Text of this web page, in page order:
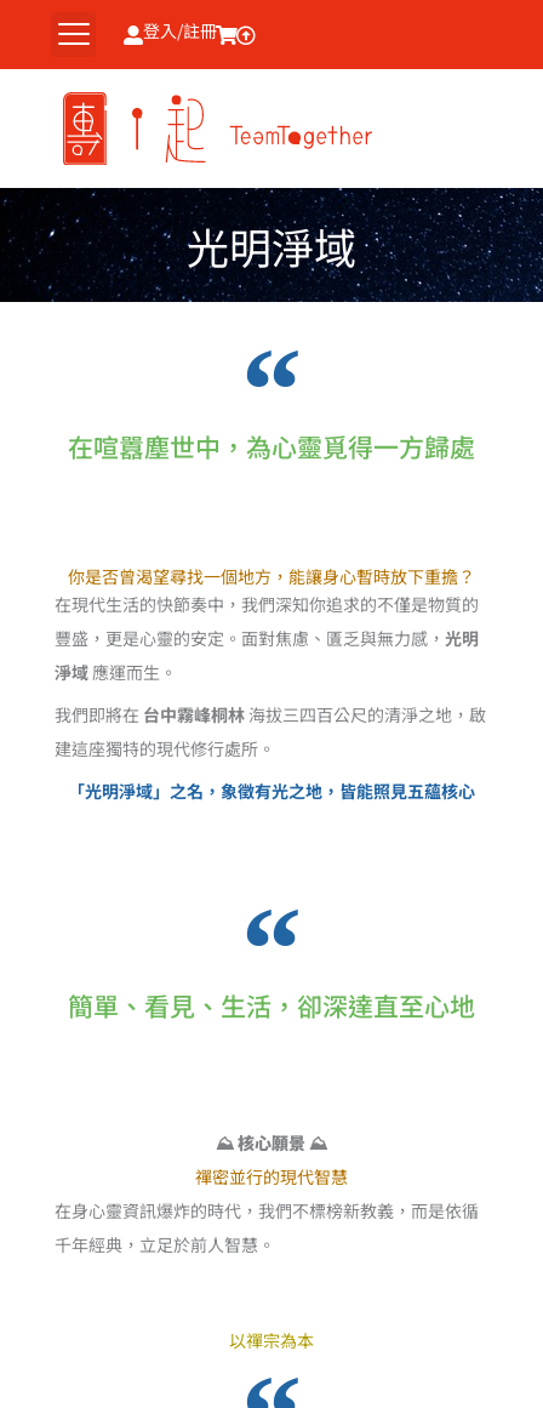
主
登入/註冊
光明淨域
在喧囂塵世中，為心靈覓得一方歸處
你是否曾渴望尋找一個地方，能讓身心暫時放下重擔？
在現代生活的快節奏中，我們深知你追求的不僅是物質的
豐盛，更是心靈的安定。面對焦慮、匱乏與無力感， 光明
淨域應運而生。
我們即將在 台中霧峰桐林海拔三四百公尺的清淨之地，啟
建這座獨特的現代修行處所。
「光明淨域」之名，象徵有光之地，皆能照見五蘊核心
簡單、看見、生活，卻深達直至心地
⛰️ 核心願景 ⛰️
禪密並行的現代智慧
在身心靈資訊爆炸的時代，我們不標榜新教義，而是依循
千年經典，立足於前人智慧。
以禪宗為本